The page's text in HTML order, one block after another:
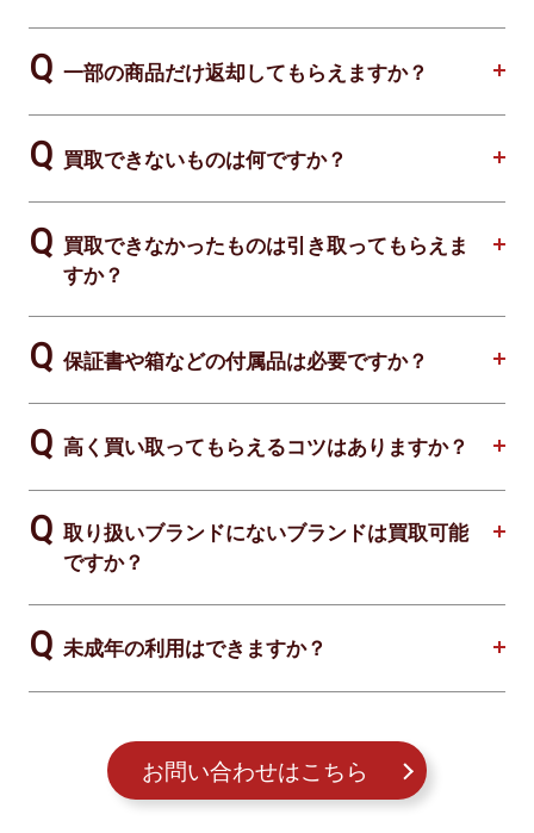
一部の商品だけ返却してもらえますか？
買取できないものは何ですか？
買取できなかったものは引き取ってもらえま
すか？
保証書や箱などの付属品は必要ですか？
高く買い取ってもらえるコツはありますか？
取り扱いブランドにないブランドは買取可能
ですか？
未成年の利用はできますか？
お問い合わせはこちら